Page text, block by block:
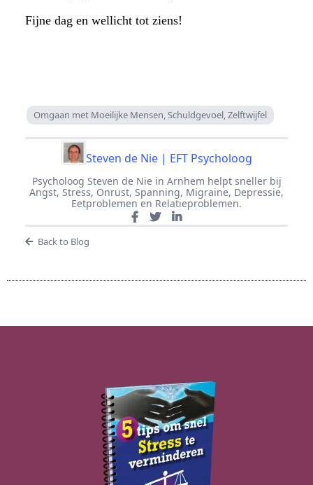
Fijne dag en wellicht tot ziens!
Omgaan met Moeilijke Mensen, Schuldgevoel, Zelftwijfel
Steven de Nie | EFT Psycholoog
Psycholoog Steven de Nie in Arnhem helpt sneller bij
Angst, Stress, Onrust, Spanning, Migraine, Depressie,
Eetproblemen en Relatieproblemen.
Back to Blog